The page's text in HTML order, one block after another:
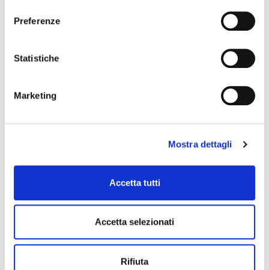
Preferenze
Statistiche
Marketing
Mostra dettagli
Accetta tutti
Accetta selezionati
Rifiuta